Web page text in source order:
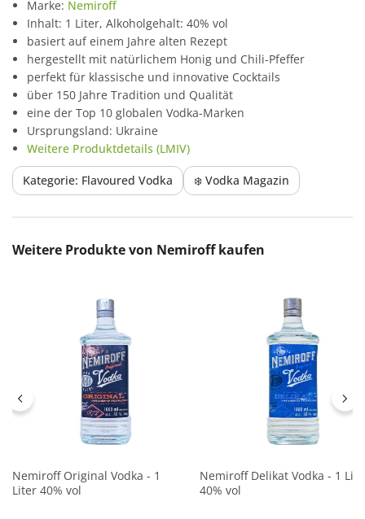
Marke: Nemiroff
Inhalt: 1 Liter, Alkoholgehalt: 40% vol
basiert auf einem Jahre alten Rezept
hergestellt mit natürlichem Honig und Chili-Pfeffer
perfekt für klassische und innovative Cocktails
über 150 Jahre Tradition und Qualität
eine der Top 10 globalen Vodka-Marken
Ursprungsland: Ukraine
Weitere Produktdetails (LMIV)
Kategorie: Flavoured Vodka ❄️ Vodka Magazin
Produktgalerie überspringen
Weitere Produkte von Nemiroff kaufen
Nemiroff Original Vodka - 1
Liter 40% vol
Nemiroff Delikat Vodka - 1
40% vol